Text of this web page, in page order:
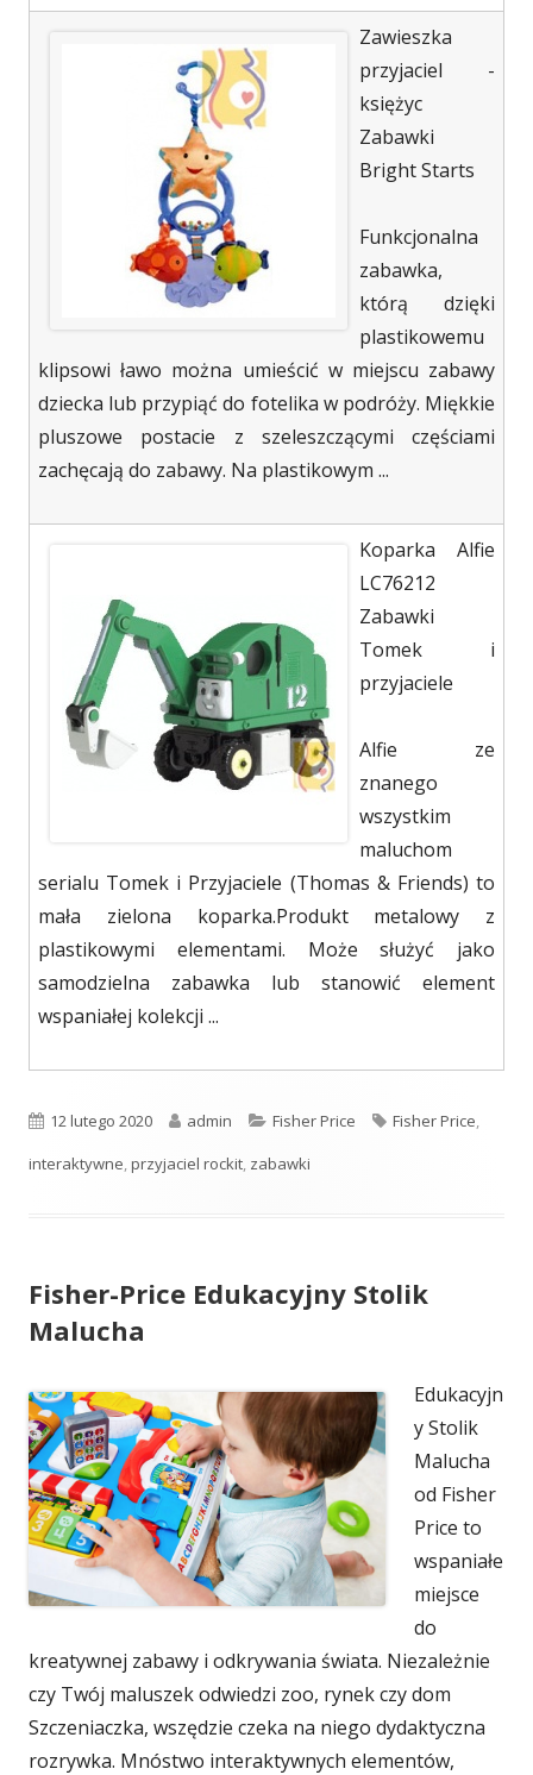
Zawieszka
przyjaciel -
księżyc
Zabawki
Bright Starts
Funkcjonalna
zabawka,
którą dzięki
plastikowemu
klipsowi ławo można umieścić w miejscu zabawy
dziecka lub przypiąć do fotelika w podróży. Miękkie
pluszowe postacie z szeleszczącymi częściami
zachęcają do zabawy. Na plastikowym ...
Koparka Alfie
LC76212
Zabawki
Tomek i
przyjaciele
Alfie ze
znanego
wszystkim
maluchom
serialu Tomek i Przyjaciele (Thomas & Friends) to
mała zielona koparka.Produkt metalowy z
plastikowymi elementami. Może służyć jako
samodzielna zabawka lub stanowić element
wspaniałej kolekcji ...
Opublikowano
12 lutego 2020 Autor
admin Kategorie
Fisher Price Tagi
Fisher Price,
interaktywne,przyjaciel rockit, zabawki
Fisher-Price Edukacyjny Stolik
Malucha
Edukacyjn
y Stolik
Malucha
od Fisher
Price to
wspaniałe
miejsce
do
kreatywnej zabawy i odkrywania świata. Niezależnie
czy Twój maluszek odwiedzi zoo, rynek czy dom
Szczeniaczka, wszędzie czeka na niego dydaktyczna
rozrywka. Mnóstwo interaktywnych elementów,